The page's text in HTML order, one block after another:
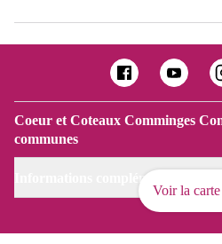
Voir la carte
Coeur et Coteaux Comminges
communes
Informations complémentaires